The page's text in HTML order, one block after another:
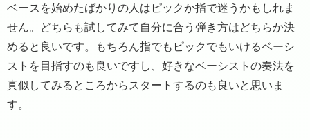
ベースを始めたばかりの人はピックか指で迷うかもしれま
せん。どちらも試してみて自分に合う弾き方はどちらか決
めると良いです。もちろん指でもピックでもいけるベーシ
ストを目指すのも良いですし、好きなベーシストの奏法を
真似してみるところからスタートするのも良いと思いま
す。